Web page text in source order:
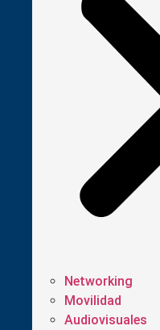
Networking
Movilidad
Audiovisuales